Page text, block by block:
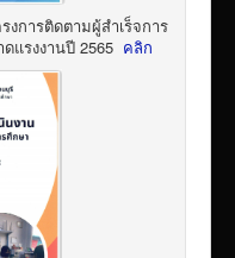
งการติดตามผู้สำเร็จการ
แรงงานปี 2565 คลิก